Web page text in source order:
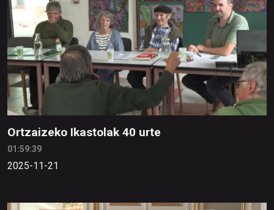
Ortzaizeko Ikastolak 40 urte
01:59:39
2025-11-21